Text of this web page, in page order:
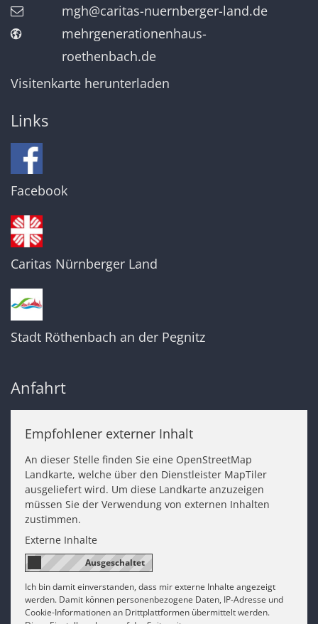
mgh@caritas-nuernberger-land.de
mehrgenerationenhaus-
roethenbach.de
Visitenkarte herunterladen
Links
Facebook
Caritas Nürnberger Land
Stadt Röthenbach an der Pegnitz
Anfahrt
Empfohlener externer Inhalt
An dieser Stelle finden Sie eine OpenStreetMap
Landkarte, welche über den Dienstleister MapTiler
ausgeliefert wird. Um diese Landkarte anzuzeigen
müssen Sie der Verwendung von externen Inhalten
zustimmen.
Externe Inhalte
Ich bin damit einverstanden, dass mir externe Inhalte angezeigt
werden. Damit können personenbezogene Daten, IP-Adresse und
Cookie-Informationen an Drittplattformen übermittelt werden.